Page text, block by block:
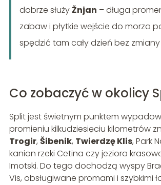
dobrze służyŽnjan – długa
zabaw i płytkie wejście do morza
spędzić tam cały dzień bez zmiany
Co zobaczyć w okolicy
Split jest świetnym punktem
promieniu kilkudziesięciu kilometrów
Trogir, Šibenik, Twierdzę Klis, Park
kanion rzeki Cetina czy jeziora
Imotski. Do tego dochodzą wyspy
Vis, obsługiwane promami i szybkimi